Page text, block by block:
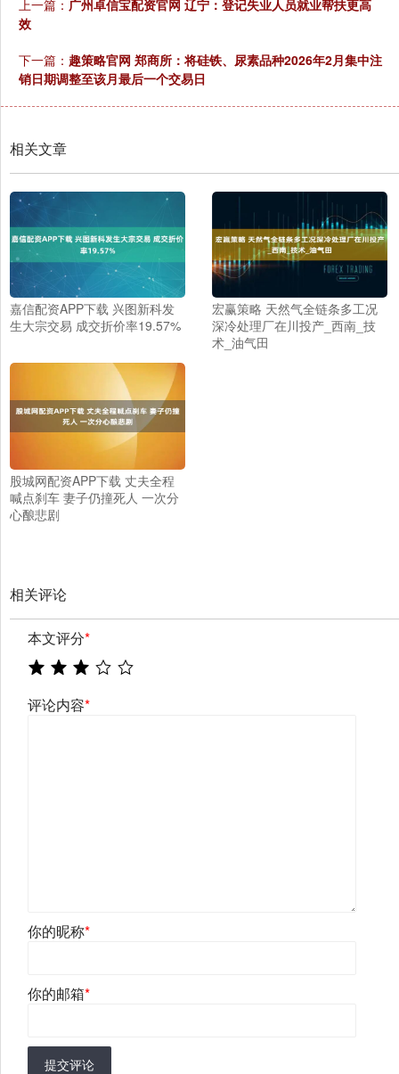
上一篇： 广州卓信宝配资官网 辽宁：登记失业人员就业帮扶更高
效
下一篇： 趣策略官网 郑商所：将硅铁、尿素品种2026年2月集中注
销日期调整至该月最后一个交易日
相关文章
嘉信配资APP下载 兴图新科发
生大宗交易 成交折价率19.57%
宏赢策略 天然气全链条多工况
深冷处理厂在川投产_西南_技
术_油气田
股城网配资APP下载 丈夫全程
喊点刹车 妻子仍撞死人 一次分
心酿悲剧
相关评论
本文评分*
评论内容*
你的昵称*
你的邮箱*
提交评论